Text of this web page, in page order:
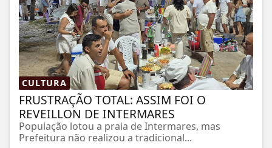
CULTURA
FRUSTRAÇÃO TOTAL: ASSIM FOI O
REVEILLON DE INTERMARES
População lotou a praia de Intermares, mas
Prefeitura não realizou a tradicional...